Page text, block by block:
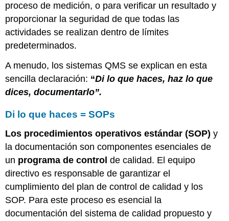
roles,
completar
capacitación
Instrucciones:
ALCANCE
III:
Producción
Documentación
funciones
y
documentar
usando
formularios
de
la
proceso de medición, o para verificar un resultado y
proporcionar la seguridad de que todas las
actividades se realizan dentro de límites
predeterminados.
A menudo, los sistemas QMS se explican en esta
sencilla declaración: “Di lo que haces, haz lo que
dices, documentarlo”.
Di lo que haces = SOPs
Los procedimientos operativos estándar (SOP) y
la documentación son componentes esenciales de
un programa de control de calidad. El equipo
directivo es responsable de garantizar el
cumplimiento del plan de control de calidad y los
SOP. Para este proceso es esencial la
documentación del sistema de calidad propuesto y